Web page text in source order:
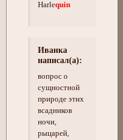
Harlequin
Иванка
написал(а):
вопрос о
сущностной
природе этих
всадников
ночи,
рыцарей,